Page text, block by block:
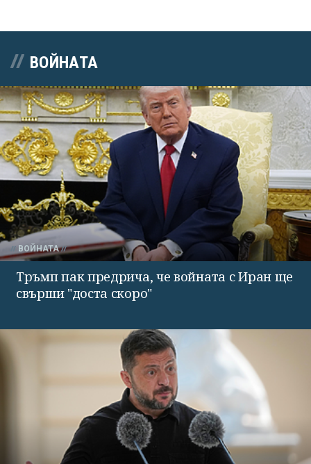
ВОЙНАТА
ВОЙНАТА
Тръмп пак предрича, че войната с Иран ще
свърши "доста скоро"